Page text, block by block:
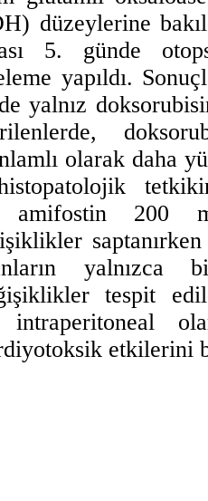
düzeylerine
5. günde
yapıldı.
yalnız
olarak daha
amifostin 200
yalnızca
tespit
etkilerini